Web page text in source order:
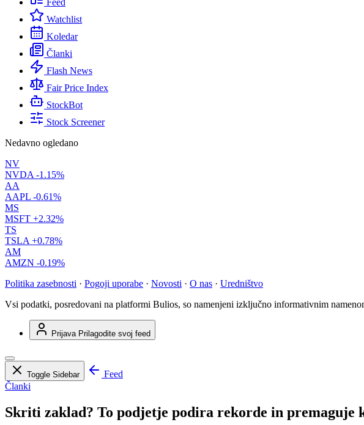
Feed
Watchlist
Koledar
Članki
Flash News
Fair Price Index
StockBot
Stock Screener
Nedavno ogledano
NV
NVDA -1.15%
AA
AAPL -0.61%
MS
MSFT +2.32%
TS
TSLA +0.78%
AM
AMZN -0.19%
Politika zasebnosti · Pogoji uporabe · Novosti · O nas · Uredništvo
Vsi podatki, posredovani na platformi Bulios, so namenjeni izključno informativnim
Prijava Prilagodite svoj feed
Toggle Sidebar
Feed
Članki
Skriti zaklad? To podjetje podira rekorde in premaguje